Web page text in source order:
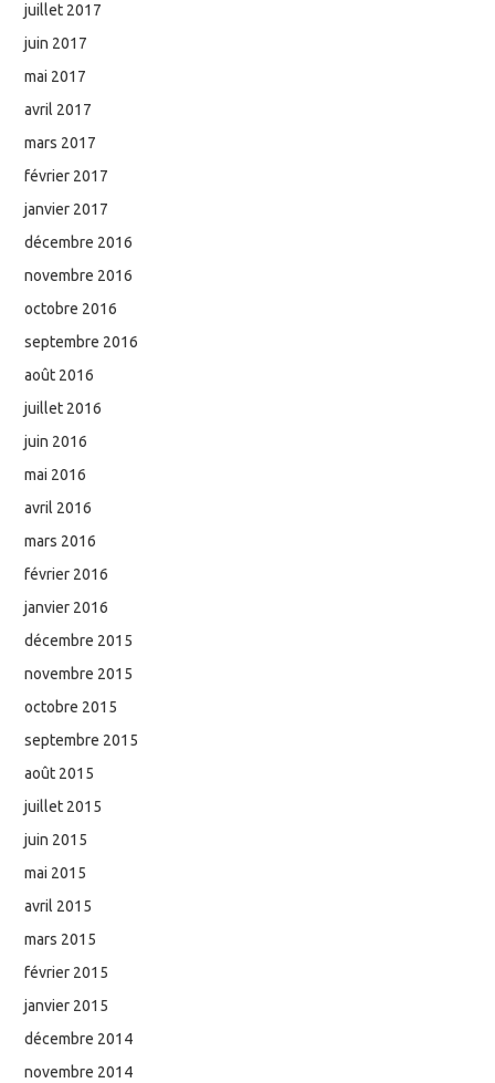
juillet 2017
juin 2017
mai 2017
avril 2017
mars 2017
février 2017
janvier 2017
décembre 2016
novembre 2016
octobre 2016
septembre 2016
août 2016
juillet 2016
juin 2016
mai 2016
avril 2016
mars 2016
février 2016
janvier 2016
décembre 2015
novembre 2015
octobre 2015
septembre 2015
août 2015
juillet 2015
juin 2015
mai 2015
avril 2015
mars 2015
février 2015
janvier 2015
décembre 2014
novembre 2014